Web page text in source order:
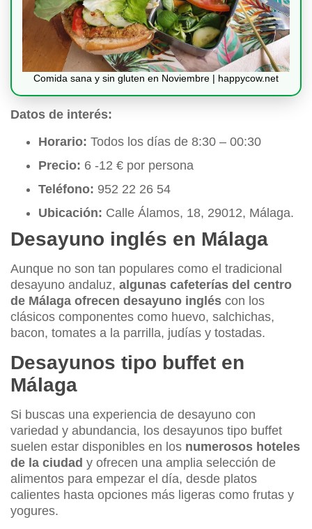
Comida sana y sin gluten en Noviembre | happycow.net
Datos de interés:
Horario: Todos los días de 8:30 – 00:30
Precio: 6 -12 € por persona
Teléfono: 952 22 26 54
Ubicación: Calle Álamos, 18, 29012, Málaga.
Desayuno inglés en Málaga
Aunque no son tan populares como el tradicional
desayuno andaluz, algunas cafeterías del centro
de Málaga ofrecen desayuno inglés con los
clásicos componentes como huevo, salchichas,
bacon, tomates a la parrilla, judías y tostadas.
Desayunos tipo buffet en
Málaga
Si buscas una experiencia de desayuno con
variedad y abundancia, los desayunos tipo buffet
suelen estar disponibles en los numerosos hoteles
de la ciudad y ofrecen una amplia selección de
alimentos para empezar el día, desde platos
calientes hasta opciones más ligeras como frutas y
yogures.